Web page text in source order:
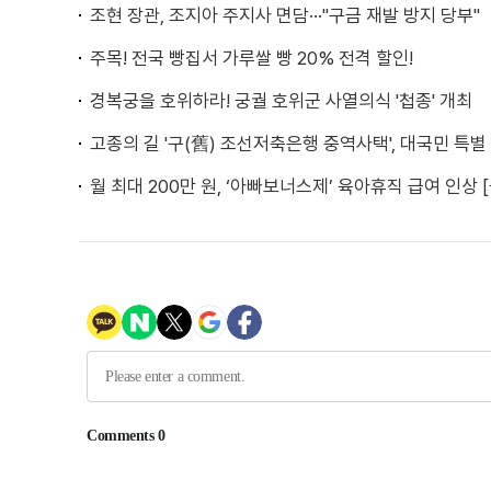
조현 장관, 조지아 주지사 면담···"구금 재발 방지 당부"
주목! 전국 빵집서 가루쌀 빵 20% 전격 할인!
경복궁을 호위하라! 궁궐 호위군 사열의식 '첩종' 개최
고종의 길 '구(舊) 조선저축은행 중역사택', 대국민 특별
월 최대 200만 원, ‘아빠보너스제’ 육아휴직 급여 인상